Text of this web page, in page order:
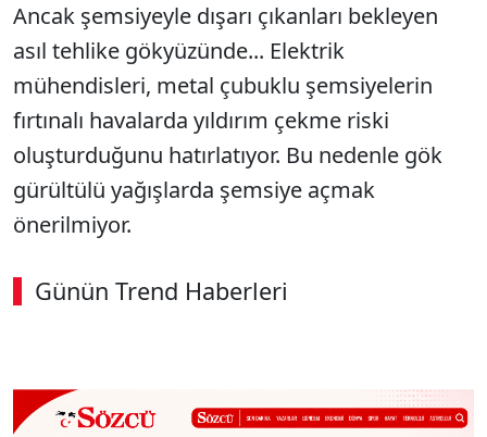
Ancak şemsiyeyle dışarı çıkanları bekleyen
asıl tehlike gökyüzünde... Elektrik
mühendisleri, metal çubuklu şemsiyelerin
fırtınalı havalarda yıldırım çekme riski
oluşturduğunu hatırlatıyor. Bu nedenle gök
gürültülü yağışlarda şemsiye açmak
önerilmiyor.
Günün Trend Haberleri